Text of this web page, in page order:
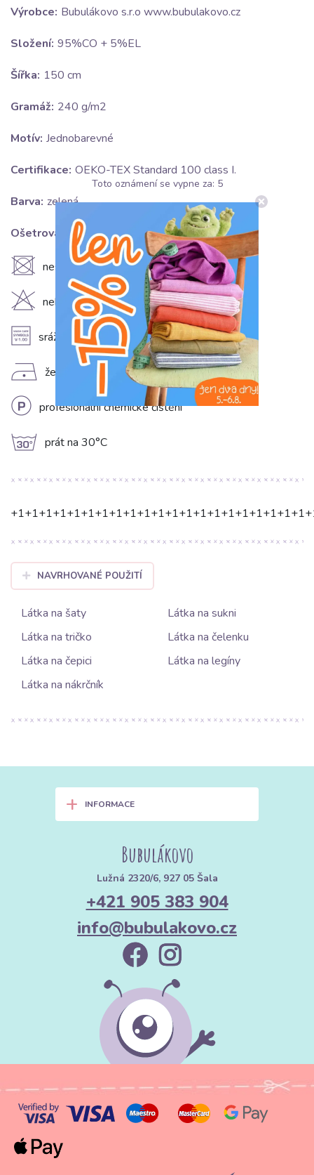
Výrobce: Bubulákovo s.r.o www.bubulakovo.cz
Složení: 95%CO + 5%EL
Šířka: 150 cm
Gramáž: 240 g/m2
Motív: Jednobarevné
Certifikace: OEKO-TEX Standard 100 class I.
Barva: zelená
Ošetrování:
U nesušit v sušičce
H nebělit
A srážlivost 5-10%
D žehlit na nízkém stupni (110°C)
L profesionální chemické čištění
g prát na 30°C
NAVRHOVANÉ POUŽITÍ
Látka na šaty
Látka na sukni
Látka na tričko
Látka na čelenku
Látka na čepici
Látka na legíny
Látka na nákrčník
+ INFORMACE
Bubulákovo
Lužná 2320/6, 927 05 Šala
+421 905 383 904
info@bubulakovo.cz
Toto oznámení se vypne za: 5